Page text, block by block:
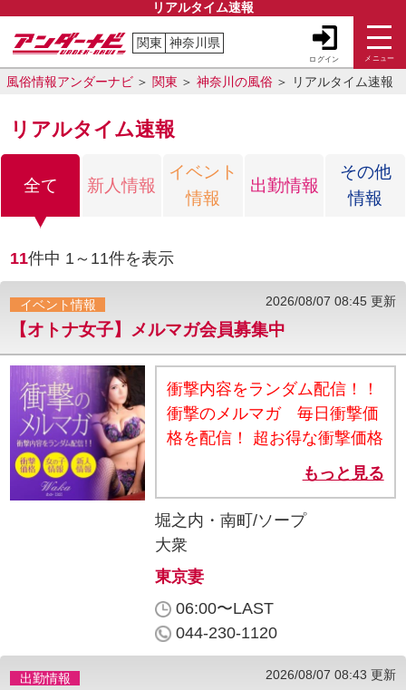
リアルタイム速報
関東 神奈川県
ログイン メニュー
風俗情報アンダーナビ 関東 神奈川の風俗 リアルタイム速報
リアルタイム速報
全て 新人情報
イベント
情報
出勤情報
その他
情報
11件中 1～11件を表示
イベント情報 2026/08/07 08:45 更新
【オトナ女子】メルマガ会員募集中
衝撃内容をランダム配信！！
衝撃のメルマガ 毎日衝撃価
格を配信！ 超お得な衝撃価格
や女の子情報、新人情報をい
ち早く配信！ メルマガ登録が
まだのお客様はこの機会に是
非登録して下さい。 メルマガ
し、いつでも解除出来ます。
メルマガの登録はこちら
oideyasutsuma.com/magazine/
【配信期間】 今月中
もっと見る
堀之内・南町/ソープ
大衆
東京妻
06:00〜LAST
044-230-1120
出勤情報 2026/08/07 08:43 更新